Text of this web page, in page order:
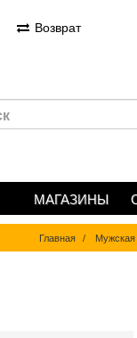
Возврат
МАГАЗИНЫ
Главная